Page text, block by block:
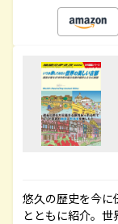
悠久の歴史を今に
とともに紹介。